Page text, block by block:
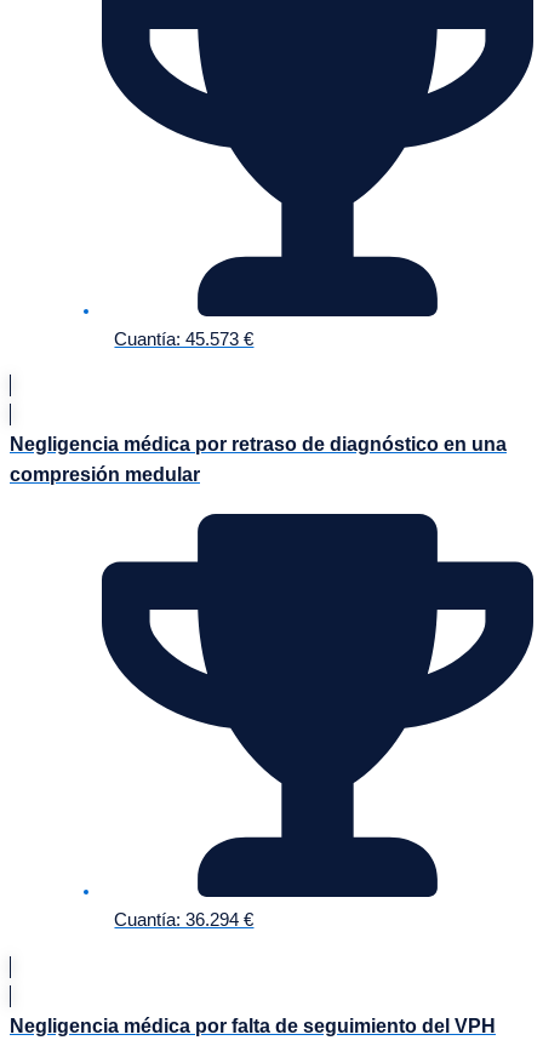
Cuantía: 45.573 €
Negligencia médica por retraso de diagnóstico en una
compresión medular
Cuantía: 36.294 €
Negligencia médica por falta de seguimiento del VPH